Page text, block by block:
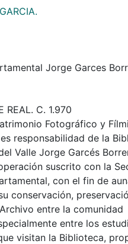
Jorge Garces
REAL. C. 1.970
Fotográfico y
responsabilidad de la
Valle Jorge Garcés
suscrito con la
con el fin de
conservación,
entre la comunidad
entre los
visitan la Biblioteca,